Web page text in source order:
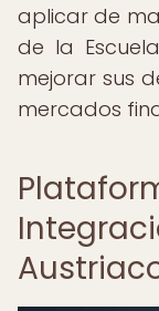
aplicar de
de la
mejorar sus
mercados